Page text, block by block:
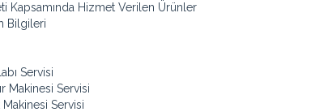
Kapsamında Hizmet Verilen Ürünler
Bilgileri
Servisi
Makinesi Servisi
Makinesi Servisi